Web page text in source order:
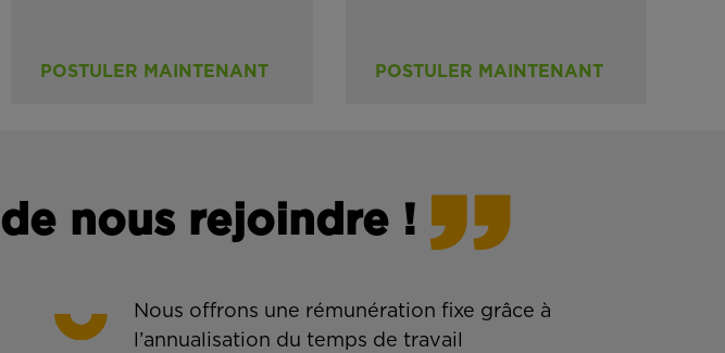
POSTULER MAINTENANT POSTULER MAINTENANT
de nous rejoindre !
Nous offrons une rémunération fixe grâce à
l’annualisation du temps de travail